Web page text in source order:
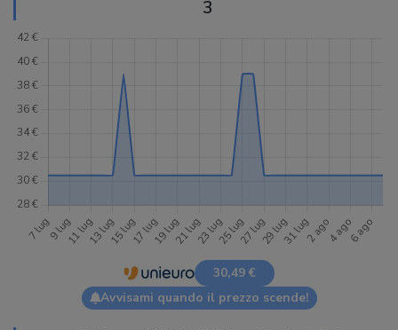
3
30,49 €
Avvisami quando il prezzo scende!